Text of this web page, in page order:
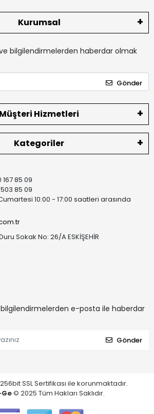
Kurumsal
bilgilendirmelerden haberdar olmak
Gönder
Müşteri Hizmetleri
Kategoriler
85 09
85 09
10:00 - 17:00 saatleri arasında
Sokak No: 26/A ESKİŞEHİR
e-posta ile haberdar
Gönder
SSL Sertifikası ile korunmaktadır.
Ge© 2025 Tüm Hakları Saklıdır.